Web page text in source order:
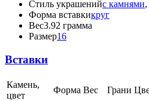
Стиль украшенийс камнями,
Форма вставкикруг
Вес3.92 грамма
Размер16
Вставки
Камень,
цвет
Форма Вес Грани